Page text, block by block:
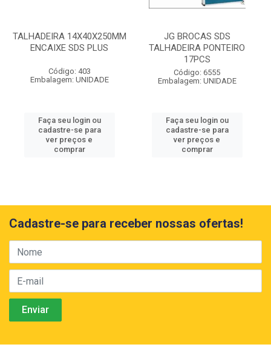
TALHADEIRA 14X40X250MM
ENCAIXE SDS PLUS
Código: 403
Embalagem: UNIDADE
Faça seu login ou
cadastre-se para
ver preços e
comprar
JG BROCAS SDS
TALHADEIRA PONTEIRO
17PCS
Código: 6555
Embalagem: UNIDADE
Faça seu login ou
cadastre-se para
ver preços e
comprar
Cadastre-se para receber nossas ofertas!